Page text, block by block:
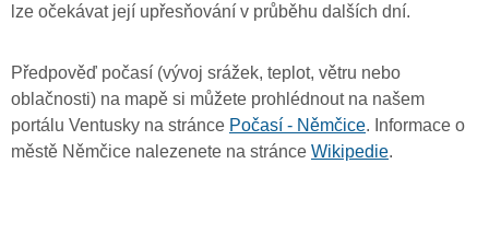
lze očekávat její upřesňování v průběhu dalších dní.
Předpověď počasí (vývoj srážek, teplot, větru nebo
oblačnosti) na mapě si můžete prohlédnout na našem
portálu Ventusky na stránce Počasí - Němčice. Informace o
městě Němčice nalezenete na stránce Wikipedie.